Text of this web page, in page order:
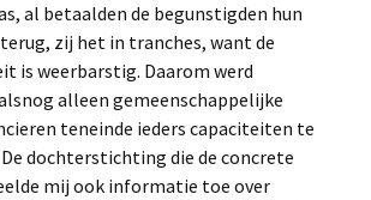
al betaalden de begunstigden hun
zij het in tranches, want de
is weerbarstig. Daarom werd
alleen gemeenschappelijke
teneinde ieders capaciteiten te
dochterstichting die de concrete
mij ook informatie toe over